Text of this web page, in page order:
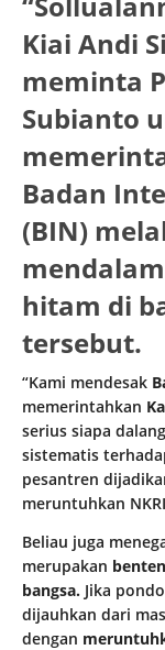
Kiai Andi
meminta
Subianto
Badan
(BIN)
hitam di
tersebut.
“Kami mendesak
memerintahkan
serius siapa
sistematis
pesantren
meruntuhkan
Beliau juga
merupakan
bangsa. Jika
dijauhkan dari
dengan